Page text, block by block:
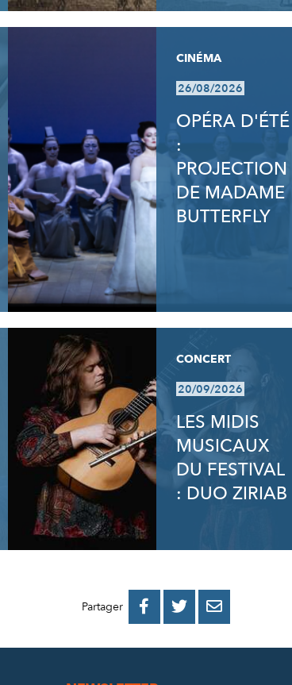
CINÉMA
26/08/2026
OPÉRA D'ÉTÉ
:
PROJECTION
DE MADAME
BUTTERFLY
CONCERT
20/09/2026
LES MIDIS
MUSICAUX
DU FESTIVAL
: DUO ZIRIAB
Partager 
PARTAGER
PARTAGER
PARTAGER